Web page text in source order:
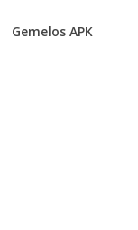
Gemelos APK